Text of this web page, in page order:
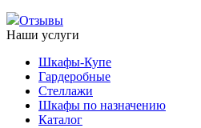
Отзывы
Наши услуги
Шкафы-Купе
Гардеробные
Стеллажи
Шкафы по назначению
Каталог